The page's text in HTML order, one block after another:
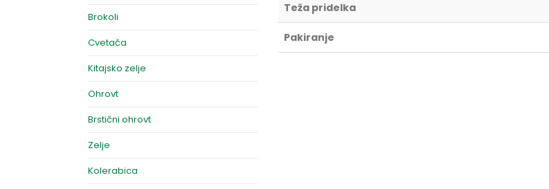
Teža pridelka
Pakiranje
Brokoli
Cvetača
Kitajsko zelje
Ohrovt
Brstični ohrovt
Zelje
Kolerabica